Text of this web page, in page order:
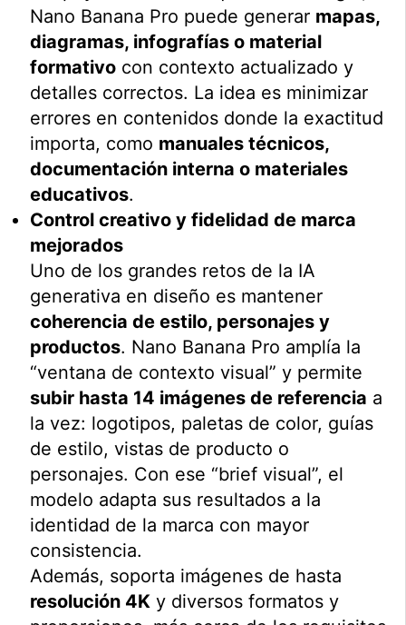
Nano Banana Pro puede generar mapas,
diagramas, infografías o material
formativo con contexto actualizado y
detalles correctos. La idea es minimizar
errores en contenidos donde la exactitud
importa, como manuales técnicos,
documentación interna o materiales
educativos.
Control creativo y fidelidad de marca
mejorados
Uno de los grandes retos de la IA
generativa en diseño es mantener
coherencia de estilo, personajes y
productos. Nano Banana Pro amplía la
“ventana de contexto visual” y permite
subir hasta 14 imágenes de referencia a
la vez: logotipos, paletas de color, guías
de estilo, vistas de producto o
personajes. Con ese “brief visual”, el
modelo adapta sus resultados a la
identidad de la marca con mayor
consistencia.
Además, soporta imágenes de hasta
resolución 4K y diversos formatos y